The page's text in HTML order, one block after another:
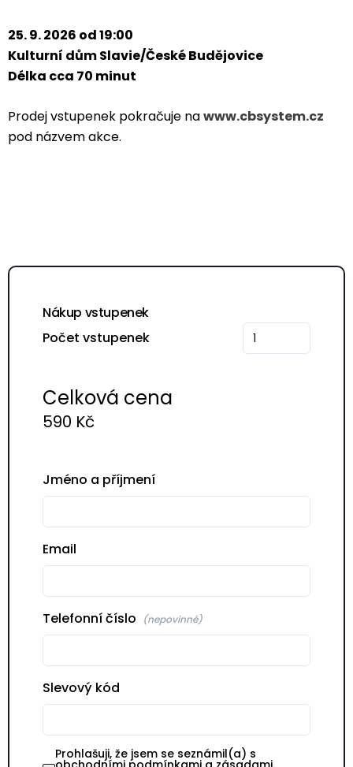
25. 9. 2026 od 19:00
Kulturní dům Slavie/České Budějovice
Délka cca 70 minut
Prodej vstupenek pokračuje nawww.cbsystem.cz
pod názvem akce.